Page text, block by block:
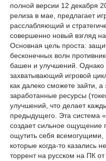
полной версии 12 декабря
релиза в мае, предлагает
расслабляющий и
совершенно новый взгляд
Основная цель проста:
бесконечных волн
башен и улучшений. Однако
захватывающий игровой
как далеко сможете зайти, а
заработанные ресурсы
улучшений, что делает
предыдущего. Эта система
создает сильное ощущение
ощутить себя всемогущими,
которые когда-то казались
торрент на русском на ПК